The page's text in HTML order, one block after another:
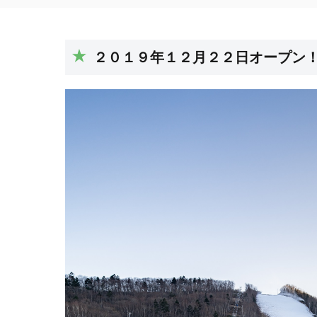
２０１９年１２月２２日オープン